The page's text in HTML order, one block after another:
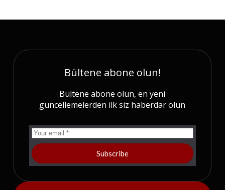
Bültene abone olun!
Bültene abone olun, en yeni
güncellemelerden ilk siz haberdar olun
Subscribe